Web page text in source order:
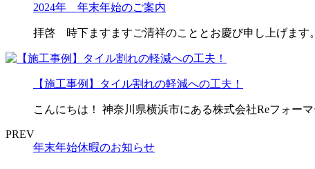
2024年 年末年始のご案内
拝啓 時下ますますご清祥のこととお慶び申し上げま
【施工事例】タイル割れの軽減への工夫！
こんにちは！ 神奈川県横浜市にある株式会社Reフォ
PREV
年末年始休暇のお知らせ